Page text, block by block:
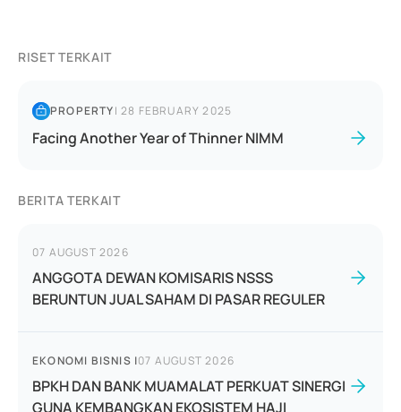
RISET TERKAIT
PROPERTY|28 FEBRUARY 2025
Facing Another Year of Thinner NIMM
BERITA TERKAIT
07 AUGUST 2026
ANGGOTA DEWAN KOMISARIS NSSS
BERUNTUN JUAL SAHAM DI PASAR REGULER
EKONOMI BISNIS |07 AUGUST 2026
BPKH DAN BANK MUAMALAT PERKUAT SINERGI
GUNA KEMBANGKAN EKOSISTEM HAJI